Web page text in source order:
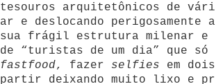
tesouros arquitetônicos de
ar e deslocando perigosamente
sua frágil estrutura milenar e
de “turistas de um dia” que só
fastfood, fazer selfies em
partir deixando muito lixo e